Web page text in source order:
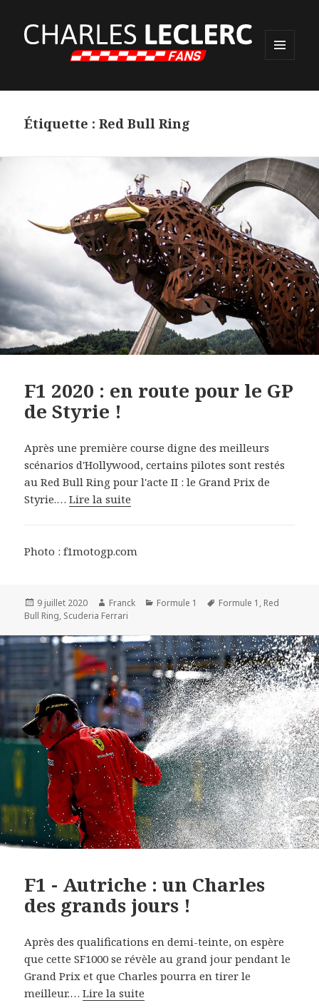
WIDGETS
Étiquette :Red Bull Ring
F1 2020 : en route pour le GP
de Styrie !
Après une première course digne des meilleurs
scénarios d'Hollywood, certains pilotes sont restés
au Red Bull Ring pour l'acte II : le Grand Prix de
Styrie.…Lire la suite
Photo : f1motogp.com
Publié
le
9 juillet 2020 Auteur
Franck Catégories
Formule 1
Mots-
Formule 1 , Red
Bull Ring, Scuderia Ferrari
F1 - Autriche : un Charles
des grands jours !
Après des qualifications en demi-teinte, on espère
que cette SF1000 se révèle au grand jour pendant le
Grand Prix et que Charles pourra en tirer le
meilleur.…Lire la suite